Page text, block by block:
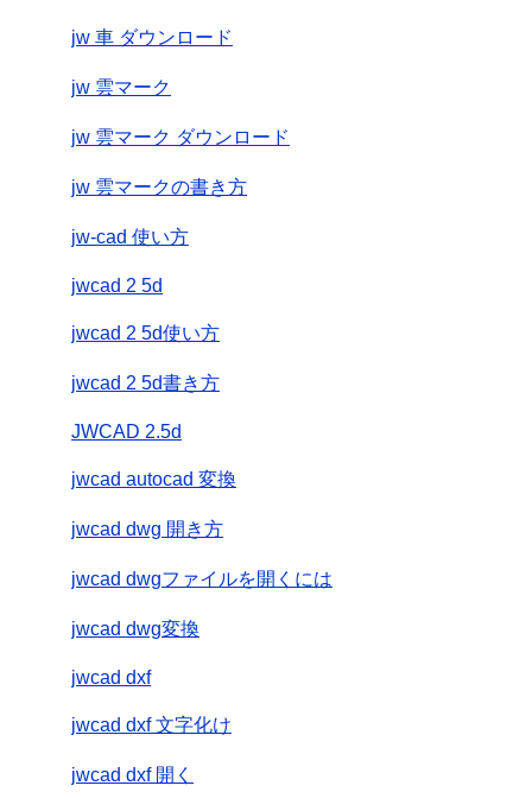
jw 車 ダウンロード
jw 雲マーク
jw 雲マーク ダウンロード
jw 雲マークの書き方
jw-cad 使い方
jwcad 2 5d
jwcad 2 5d使い方
jwcad 2 5d書き方
JWCAD 2.5d
jwcad autocad 変換
jwcad dwg 開き方
jwcad dwgファイルを開くには
jwcad dwg変換
jwcad dxf
jwcad dxf 文字化け
jwcad dxf 開く